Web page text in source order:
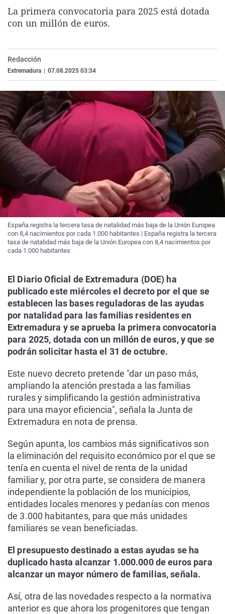
La rosa de los vientos
Caso
Extremadura
País Vasco
Virales
La primera convocatoria para 2025 está dotada
con un millón de euros.
Redacción
Extremadura 07.08.2025 03:34
España registra la tercera tasa de natalidad más baja de la Unión Europea
con 8,4 nacimientos por cada 1.000 habitantes | España registra la tercera
tasa de natalidad más baja de la Unión Europea con 8,4 nacimientos por
cada 1.000 habitantes
El Diario Oficial de Extremadura (DOE) ha
publicado este miércoles el decreto por el que se
establecen las bases reguladoras de las ayudas
por natalidad para las familias residentes en
Extremadura y se aprueba la primera convocatoria
para 2025, dotada con un millón de euros, y que se
podrán solicitar hasta el 31 de octubre.
Este nuevo decreto pretende "dar un paso más,
ampliando la atención prestada a las familias
rurales y simplificando la gestión administrativa
para una mayor eficiencia", señala la Junta de
Extremadura en nota de prensa.
Según apunta, los cambios más significativos son
la eliminación del requisito económico por el que se
tenía en cuenta el nivel de renta de la unidad
familiar y, por otra parte, se considera de manera
independiente la población de los municipios,
entidades locales menores y pedanías con menos
de 3.000 habitantes, para que más unidades
familiares se vean beneficiadas.
El presupuesto destinado a estas ayudas se ha
duplicado hasta alcanzar 1.000.000 de euros para
alcanzar un mayor número de familias, señala.
Así, otra de las novedades respecto a la normativa
anterior es que ahora los progenitores que tengan